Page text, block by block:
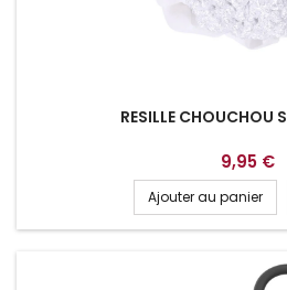
RESILLE CHOUCHOU
9,95 €
Ajouter au panier